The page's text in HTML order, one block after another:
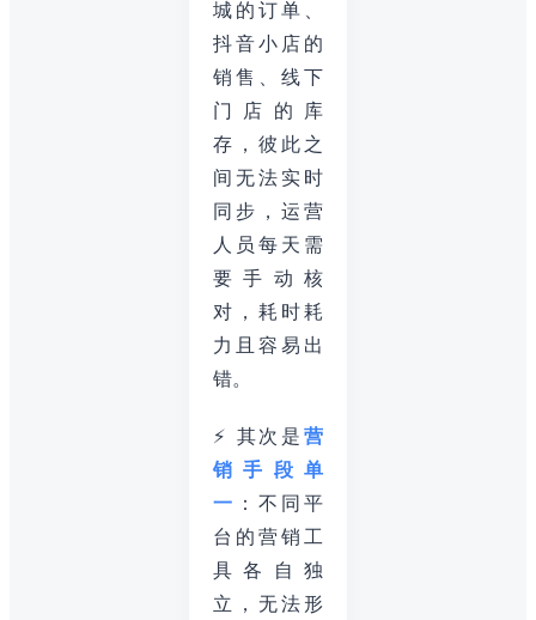
城的订单、
抖音小店的
销售、线下
门店的库
存，彼此之
间无法实时
同步，运营
人员每天需
要手动核
对，耗时耗
力且容易出
错。
⚡ 其次是 营
销手段单
一 ：不同平
台的营销工
具各自独
立，无法形